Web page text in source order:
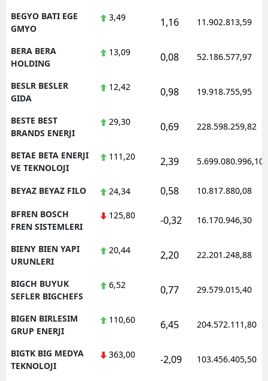
BEGYO BATI EGE
GMYO
3,49 1,16 11.902.813,59
BERA BERA
HOLDING
13,09 0,08 52.186.577,97
BESLR BESLER
GIDA
12,42 0,98 19.918.755,95
BESTE BEST
BRANDS ENERJI
29,30 0,69 228.598.259,82
BETAE BETA ENERJI
VE TEKNOLOJI
111,20 2,39 5.699.080.996,10
BEYAZ BEYAZ FILO 24,34 0,58 10.817.880,08
BFREN BOSCH
FREN SISTEMLERI
125,80 -0,32 16.170.946,30
BIENY BIEN YAPI
URUNLERI
20,44 2,20 22.201.248,88
BIGCH BUYUK
SEFLER BIGCHEFS
6,52 0,77 29.579.015,40
BIGEN BIRLESIM
GRUP ENERJI
110,60 6,45 204.572.111,80
BIGTK BIG MEDYA
TEKNOLOJI
363,00 -2,09 103.456.405,50